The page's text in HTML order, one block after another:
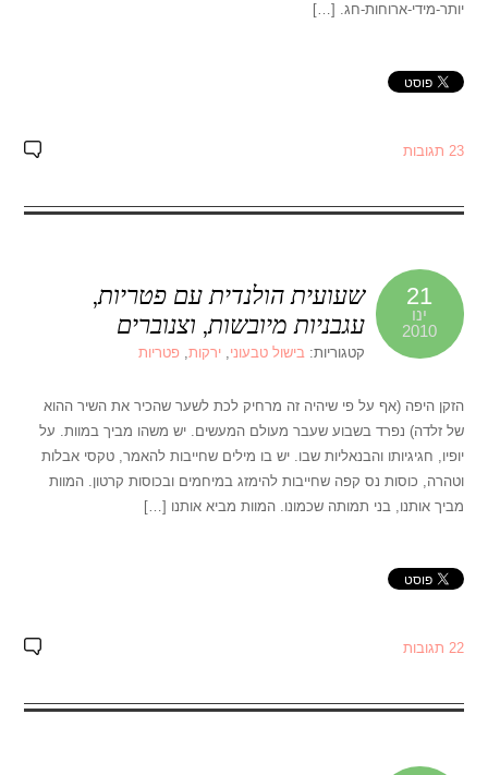
יותר-מידי-ארוחות-חג. […]
23 תגובות
21
ינו
2010
שעועית הולנדית עם פטריות,
עגבניות מיובשות, וצנוברים
קטגוריות:בישול טבעוני,ירקות,פטריות
הזקן היפה (אף על פי שיהיה זה מרחיק לכת לשער שהכיר את השיר ההוא
של זלדה) נפרד בשבוע שעבר מעולם המעשים. יש משהו מביך במוות. על
יופיו, חגיגיותו והבנאליות שבו. יש בו מילים שחייבות להאמר, טקסי אבלות
וטהרה, כוסות נס קפה שחייבות להימזג במיחמים ובכוסות קרטון. המוות
מביך אותנו, בני תמותה שכמונו. המוות מביא אותנו […]
22 תגובות